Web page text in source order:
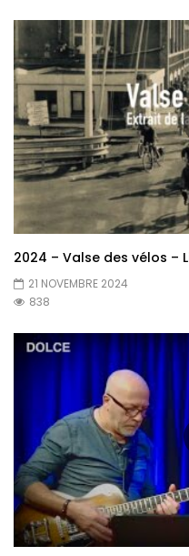
2024 – Valse des vélos –
21 NOVEMBRE 2024
838